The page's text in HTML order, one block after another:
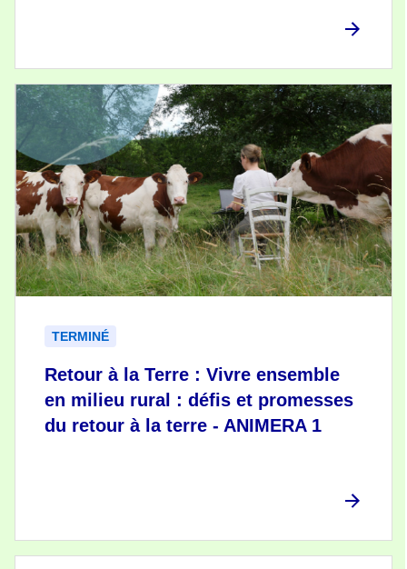
Retour à la Terre : Vivre ensemble
en milieu rural : défis et promesses
du retour à la terre - ANIMERA 1
TERMINÉ